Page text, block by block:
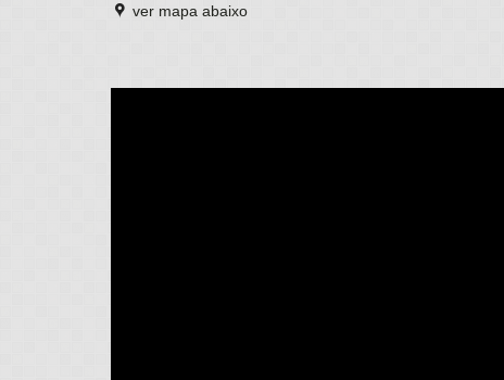
ver mapa abaixo